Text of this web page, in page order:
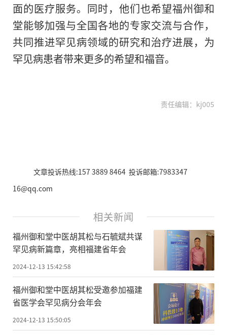
面的医疗服务。同时，他们也希望福州御和
堂能够加强与全国各地的专家交流与合作，
共同推进罕见病领域的研究和治疗进展，为
罕见病患者带来更多的希望和福音。
责任编辑：kj005
文章投诉热线:157 3889 8464 投诉邮箱:7983347
16@qq.com
相关新闻
福州御和堂中医胡其松与石毓斌共谋
罕见病新篇章，亮相福建省年会
2024-12-13 15:42:58
福州御和堂中医胡其松受邀参加福建
省医学会罕见病分会年会
2024-12-13 15:50:05